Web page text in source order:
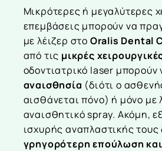
Μικρότερες ή μεγαλύτερες
επεμβάσεις μπορούν να
με λέιζερ στο Oralis Dental
από τις μικρές
οδοντιατρικό laser μπορούν
αναισθησία (διότι ο
αισθάνεται πόνο) ή μόνο με
αναισθητικό spray. Ακόμη,
ισχυρής αναπλαστικής
γρηγορότερη επούλωση